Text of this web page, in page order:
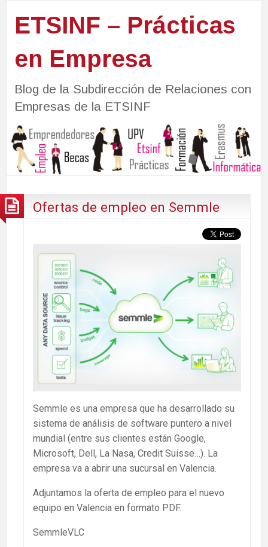
ETSINF – Prácticas
en Empresa
Blog de la Subdirección de Relaciones con
Empresas de la ETSINF
Ofertas de empleo en Semmle
Semmle es una empresa que ha desarrollado su
sistema de análisis de software puntero a nivel
mundial (entre sus clientes están Google,
Microsoft, Dell, La Nasa, Credit Suisse…). La
empresa va a abrir una sucursal en Valencia.
Adjuntamos la oferta de empleo para el nuevo
equipo en Valencia en formato PDF.
SemmleVLC